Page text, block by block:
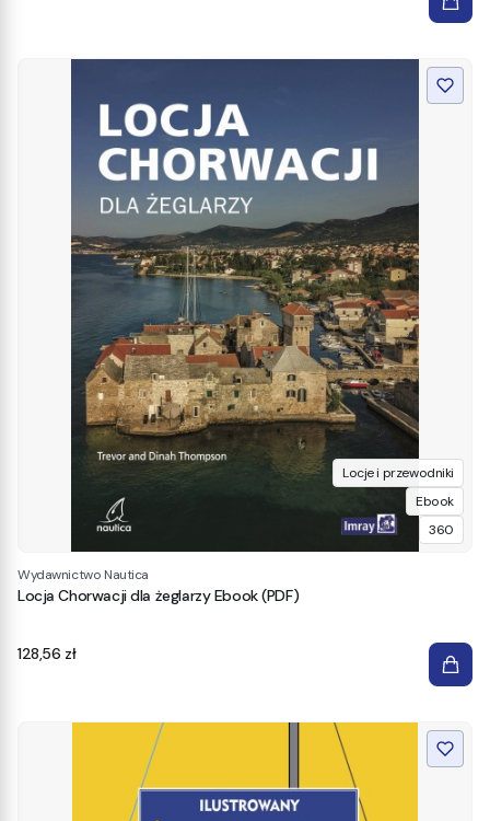
Locje i przewodniki
Ebook
360
Wydawnictwo Nautica
Locja Chorwacji dla żeglarzy Ebook (PDF)
Cena
128,56 zł